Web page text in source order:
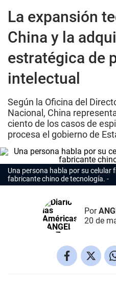
La expansión
China y la
estratégica de
intelectual
Según la Oficina del
Nacional, China
ciento de los casos de
procesa el gobierno de
Una persona habla por su celular
fabricante chino de tecnología.
Por
20 de